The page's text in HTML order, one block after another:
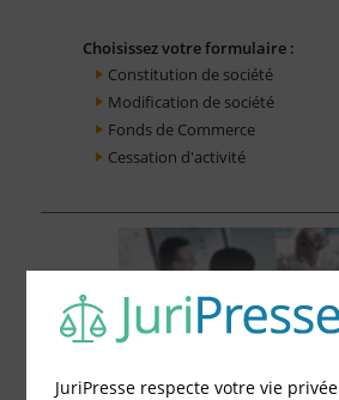
Choisissez votre formulaire :
Constitution de société
Modification de société
Fonds de Commerce
Cessation d'activité
JuriPresse respecte votre vie privée